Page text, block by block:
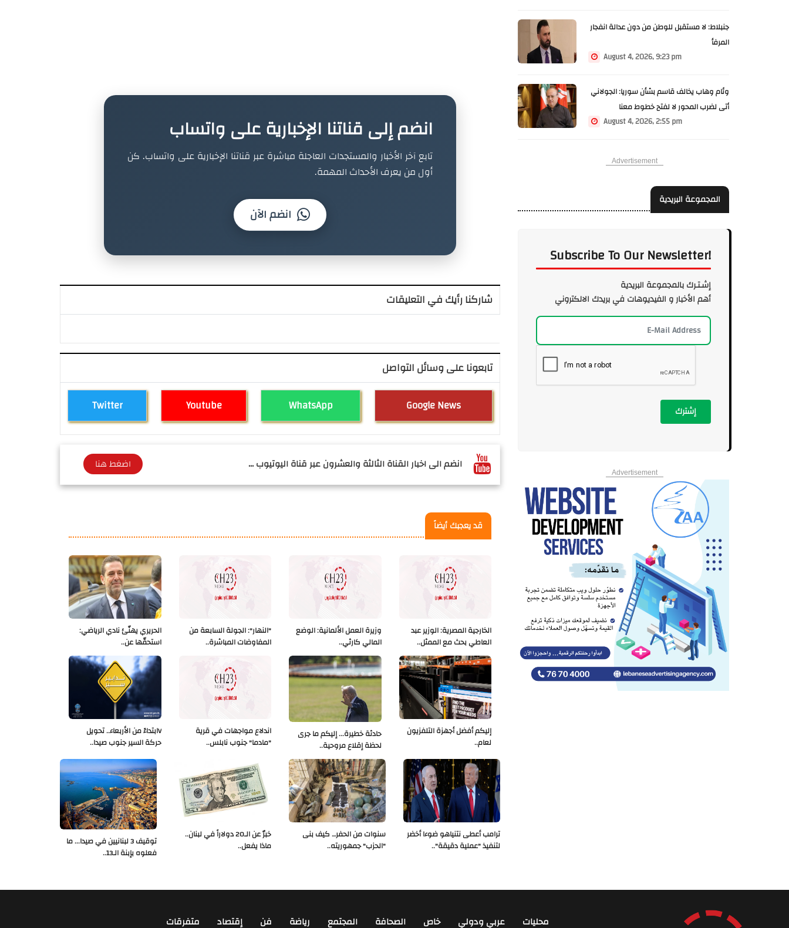
انضم إلى قناتنا الإخبارية على واتساب
تابع آخر الأخبار والمستجدات العاجلة مباشرة عبر قناتنا الإخبارية على واتساب. كن
أول من يعرف الأحداث المهمة.
انضم الآن
شاركنا رأيك في التعليقات
تابعونا على وسائل التواصل
Twitter Youtube WhatsApp Google News
انضم الى اخبار القناة الثالثة والعشرون عبر قناة اليوتيوب ... اضغط هنا
قد يعجبك أيضاً
الحريري يهنّئ نادي الرياضي:
استحقّها عن..
"النهار": الجولة السابعة من
المفاوضات المباشرة..
وزيرة العمل الألمانية: الوضع
المالي كارثي..
الخارجية المصرية: الوزير عبد
العاطي بحث مع الممثل..
Vابتداءً من الأربعاء.. تحويل
حركة السير جنوب صيدا..
اندلاع مواجهات في قرية
"مادما" جنوب نابلس..
حادثة خطيرة... إليكم ما جرى
لحظة إقلاع مروحية..
إليكم أفضل أجهزة التلفزيون
لعام..
توقيف 3 لبنانيين في صيدا... ما
فعلوه بإبنة الـ13..
خبرٌ عن الـ20 دولاراً في لبنان..
ماذا يفعل..
سنوات من الحفر… كيف بنى
"الحزب" جمهوريته..
ترامب أعطى نتنياهو ضوءا أخضر
لتنفيذ "عملية دقيقة"..
جنبلاط: لا مستقبل للوطن من دون عدالة انفجار
المرفأ
August 4, 2026, 9:23 pm
وئام وهاب يخالف قاسم بشأن سوريا: الجولاني
أتى لضرب المحور لا لفتح خطوط معنا
August 4, 2026, 2:55 pm
Advertisement
المجموعة البريدية
Subscribe To Our Newsletter!
إشـتـرك بالمجموعة البريدية
أهم الأخبار و الفيديوهات في بريدك الالكتروني
إشترك
Advertisement
متفرقات إقتصاد فن رياضة المجتمع الصحافة خاص عربي ودولي محليات